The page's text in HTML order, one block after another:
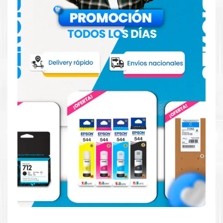
Confíe en el rendimiento, tanto si imprime en blanco y
negro como en color.
Hecho para ser fácil de usar
Simple y fácil de usar.